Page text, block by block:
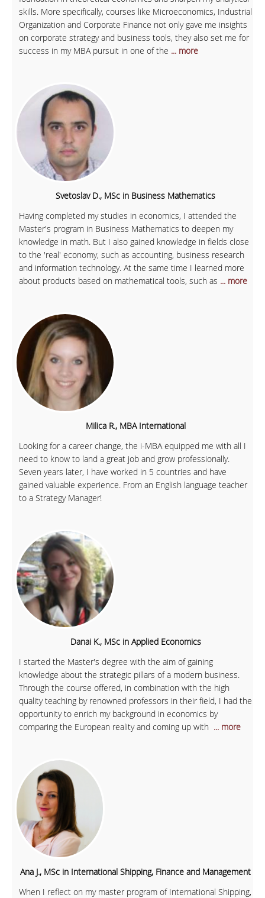
skills. More specifically, courses like Microeconomics, Industrial
Organization and Corporate Finance not only gave me insights
on corporate strategy and business tools, they also set me for
success in my MBA pursuit in one of the ... more
Svetoslav D., MSc in Business Mathematics
Having completed my studies in economics, I attended the
Master's program in Business Mathematics to deepen my
knowledge in math. But I also gained knowledge in fields close
to the 'real' economy, such as accounting, business research
and information technology. At the same time I learned more
about products based on mathematical tools, such as ... more
Milica R., MBA International
Looking for a career change, the i-MBA equipped me with all I
need to know to land a great job and grow professionally.
Seven years later, I have worked in 5 countries and have
gained valuable experience. From an English language teacher
to a Strategy Manager!
Danai K., MSc in Applied Economics
I started the Master's degree with the aim of gaining
knowledge about the strategic pillars of a modern business.
Through the course offered, in combination with the high
quality teaching by renowned professors in their field, I had the
opportunity to enrich my background in economics by
comparing the European reality and coming up with ... more
Ana J., MSc in International Shipping, Finance and Management
When I reflect on my master program of International Shipping,